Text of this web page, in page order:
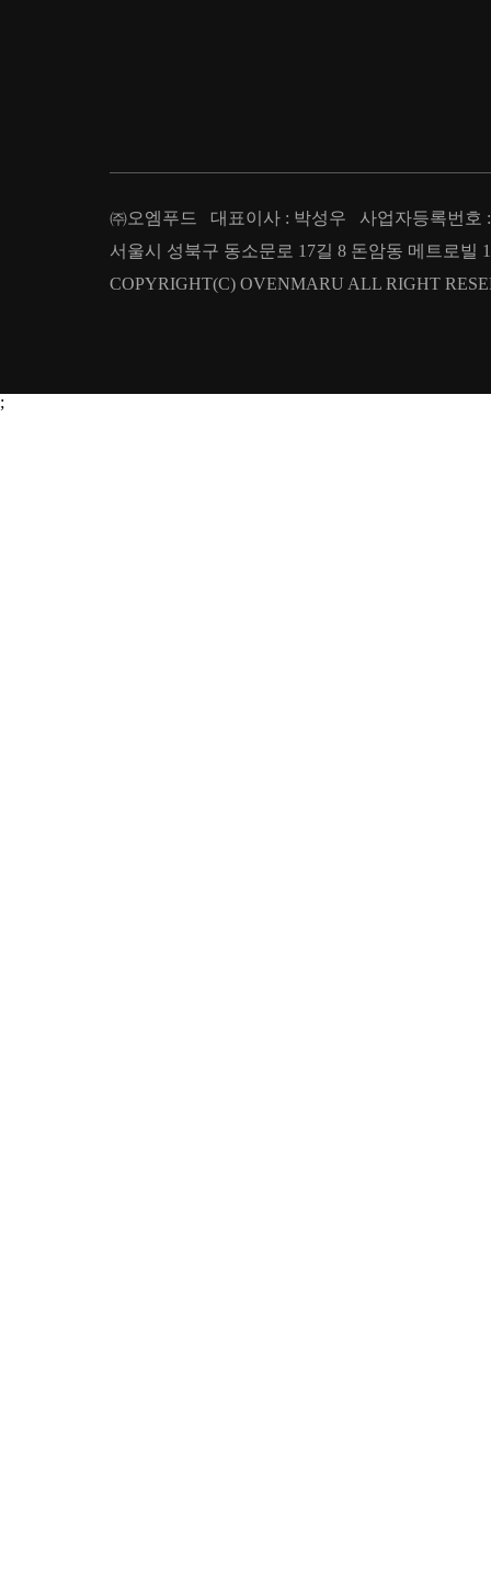
㈜오엠푸드 대표이사 : 박성우 사업자등록번호 :
서울시 성북구 동소문로 17길 8 돈암동 메트로빌
COPYRIGHT(C) OVENMARU ALL RIGHT
;